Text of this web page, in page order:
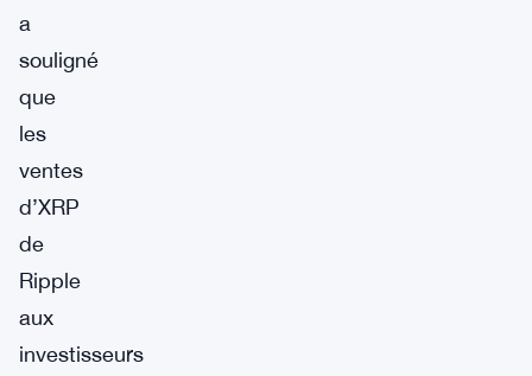
a
souligné
que
les
ventes
d’XRP
de
Ripple
aux
investisseurs